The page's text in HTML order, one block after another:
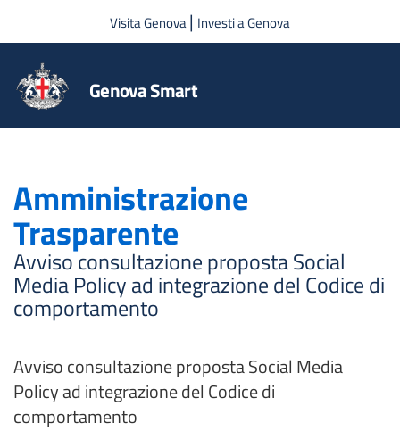
Salta al contenuto principale
Visita Genova| Investi a Genova
Genova Smart
Amministrazione
Trasparente
Avviso consultazione proposta Social
Media Policy ad integrazione del Codice di
comportamento
Avviso consultazione proposta Social Media
Policy ad integrazione del Codice di
comportamento